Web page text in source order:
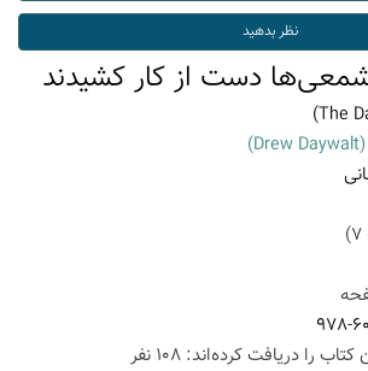
دست از کار کشیدند
(Drew Daywalt)
7
)
978-
را دریافت كرده‌اند: 108 نفر